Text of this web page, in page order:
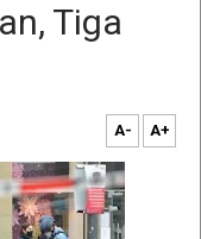
Tiga
A- A+